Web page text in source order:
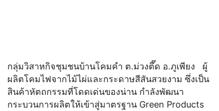
กลุ่มวิสาหกิจชุมชนบ้านโคมคำ ต.ม่วงตึ๊ด อ.ภูเพียง ผู้
ผลิตโคมไฟจากไม้ไผ่และกระดาษสีสันสวยงาม ซึ่งเป็น
สินค้าหัตถกรรมที่โดดเด่นของน่าน กำลังพัฒนา
กระบวนการผลิตให้เข้าสู่มาตรฐาน Green Products